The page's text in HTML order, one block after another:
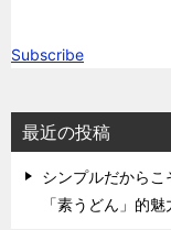
Subscribe
最近の投稿
シンプルだから
「素うどん」的